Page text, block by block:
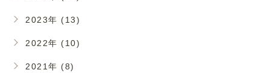
2023年 (13)
2022年 (10)
2021年 (8)